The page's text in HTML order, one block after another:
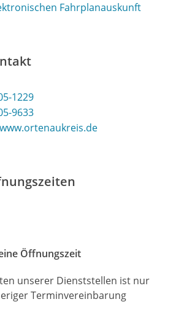
Fahrplanauskunft
1229
9633
Öffnungszeit
unserer Dienststellen ist nur
Terminvereinbarung